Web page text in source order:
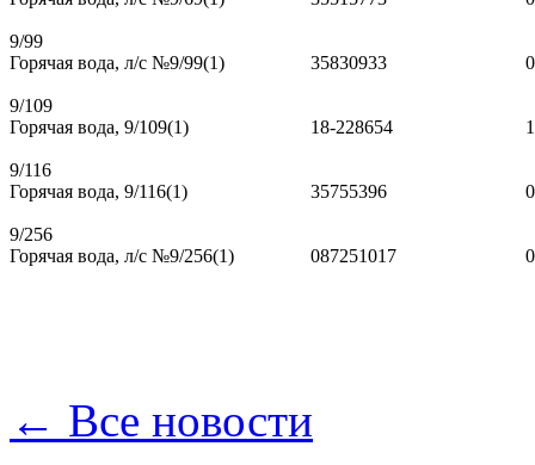
9/99
Горячая вода, л/с №9/99(1)
35830933
9/109
Горячая вода, 9/109(1)
18-228654
9/116
Горячая вода, 9/116(1)
35755396
9/256
Горячая вода, л/с №9/256(1)
087251017
← Все новости